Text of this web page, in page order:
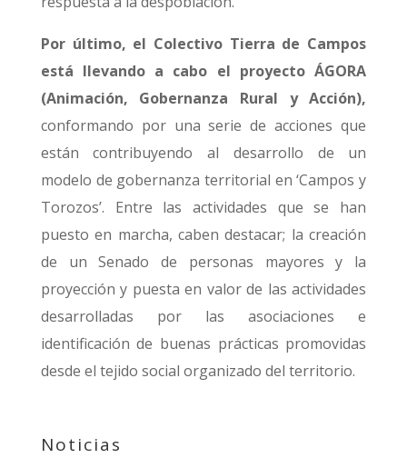
Por último, el Colectivo Tierra de Campos
está llevando a cabo el proyecto ÁGORA
(Animación, Gobernanza Rural y Acción),
conformando por una serie de acciones que
están contribuyendo al desarrollo de un
modelo de gobernanza territorial en ‘Campos y
Torozos’. Entre las actividades que se han
puesto en marcha, caben destacar; la creación
de un Senado de personas mayores y la
proyección y puesta en valor de las actividades
desarrolladas por las asociaciones e
identificación de buenas prácticas promovidas
desde el tejido social organizado del territorio.
Noticias